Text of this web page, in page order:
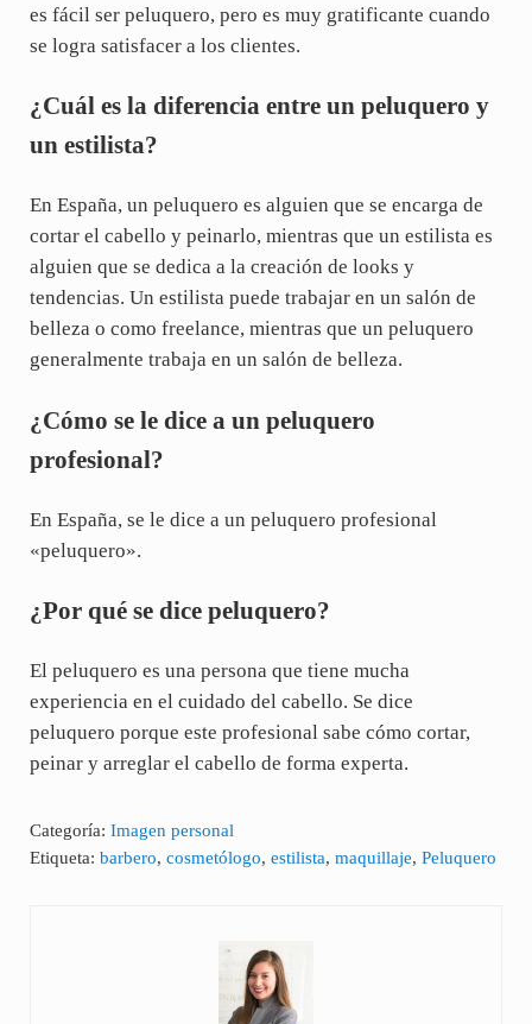
es fácil ser peluquero, pero es muy gratificante cuando
se logra satisfacer a los clientes.
¿Cuál es la diferencia entre un peluquero y
un estilista?
En España, un peluquero es alguien que se encarga de
cortar el cabello y peinarlo, mientras que un estilista es
alguien que se dedica a la creación de looks y
tendencias. Un estilista puede trabajar en un salón de
belleza o como freelance, mientras que un peluquero
generalmente trabaja en un salón de belleza.
¿Cómo se le dice a un peluquero
profesional?
En España, se le dice a un peluquero profesional
«peluquero».
¿Por qué se dice peluquero?
El peluquero es una persona que tiene mucha
experiencia en el cuidado del cabello. Se dice
peluquero porque este profesional sabe cómo cortar,
peinar y arreglar el cabello de forma experta.
Categoría: Imagen personal
Etiqueta: barbero, cosmetólogo, estilista, maquillaje, Peluquero